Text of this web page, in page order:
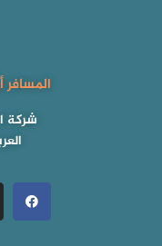
المسافر
شركة